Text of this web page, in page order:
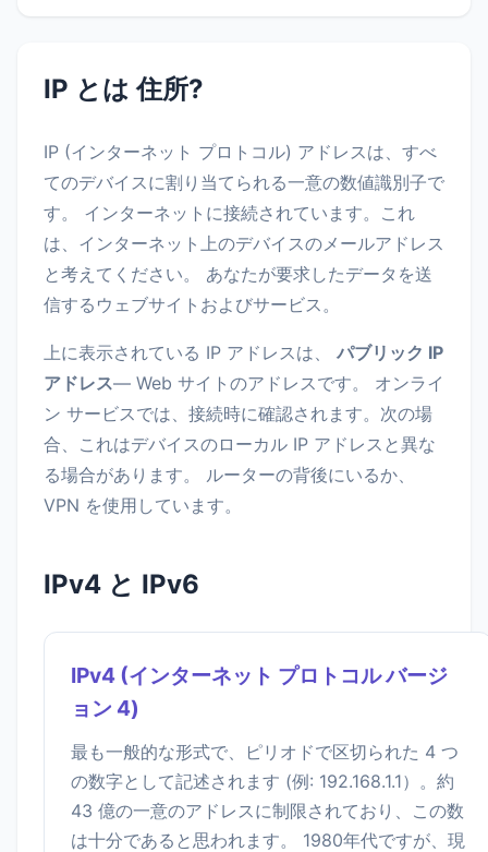
IP とは 住所?
IP (インターネット プロトコル) アドレスは、すべ
てのデバイスに割り当てられる一意の数値識別子で
す。 インターネットに接続されています。これ
は、インターネット上のデバイスのメールアドレス
と考えてください。 あなたが要求したデータを送
信するウェブサイトおよびサービス。
上に表示されている IP アドレスは、 パブリック IP
アドレス— Web サイトのアドレスです。 オンライ
ン サービスでは、接続時に確認されます。次の場
合、これはデバイスのローカル IP アドレスと異な
る場合があります。 ルーターの背後にいるか、
VPN を使用しています。
IPv4 と IPv6
IPv4 (インターネット プロトコル バージ
ョン 4)
最も一般的な形式で、ピリオドで区切られた 4 つ
の数字として記述されます (例: 192.168.1.1）。約
43 億の一意のアドレスに制限されており、この数
は十分であると思われます。 1980年代ですが、現